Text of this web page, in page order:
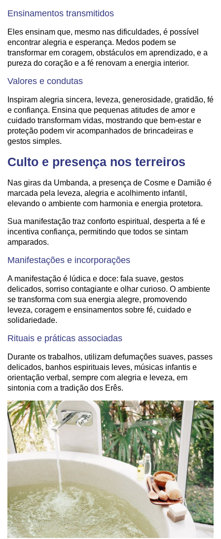
Ensinamentos transmitidos
Eles ensinam que, mesmo nas dificuldades, é possível
encontrar alegria e esperança. Medos podem se
transformar em coragem, obstáculos em aprendizado, e a
pureza do coração e a fé renovam a energia interior.
Valores e condutas
Inspiram alegria sincera, leveza, generosidade, gratidão, fé
e confiança. Ensina que pequenas atitudes de amor e
cuidado transformam vidas, mostrando que bem-estar e
proteção podem vir acompanhados de brincadeiras e
gestos simples.
Culto e presença nos terreiros
Nas giras da Umbanda, a presença de Cosme e Damião é
marcada pela leveza, alegria e acolhimento infantil,
elevando o ambiente com harmonia e energia protetora.
Sua manifestação traz conforto espiritual, desperta a fé e
incentiva confiança, permitindo que todos se sintam
amparados.
Manifestações e incorporações
A manifestação é lúdica e doce: fala suave, gestos
delicados, sorriso contagiante e olhar curioso. O ambiente
se transforma com sua energia alegre, promovendo
leveza, coragem e ensinamentos sobre fé, cuidado e
solidariedade.
Rituais e práticas associadas
Durante os trabalhos, utilizam defumações suaves, passes
delicados, banhos espirituais leves, músicas infantis e
orientação verbal, sempre com alegria e leveza, em
sintonia com a tradição dos Erês.